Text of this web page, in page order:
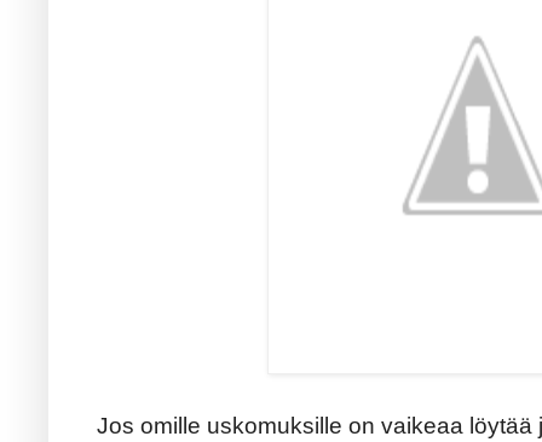
Jos omille uskomuksille on vaikeaa löytää